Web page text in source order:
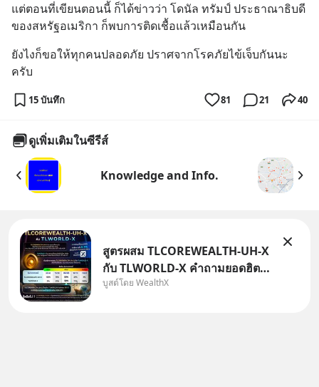
แต่ตอนที่เขียนตอนนี้ ก็ได้ข่าวว่า โดนัล ทรัมป์ ประธาณาธิบดี
ของสหรัฐอเมริกา ก็พบการติดเชื้อแล้วเหมือนกัน
ยังไงก็ขอให้ทุกคนปลอดภัย ปราศจากโรคภัยไข้เจ็บกันนะ
ครับ
15 บันทึก 81 21 40
ดูเพิ่มเติมในซีรีส์
Knowledge and Info.
สูตรผสม TLCOREWEALTH-UH-X
กับ TLWORLD-X คำถามยอดฮิตที่
คนใช้ WealthX ถามเข้ามา
บูสต์โดย WealthX